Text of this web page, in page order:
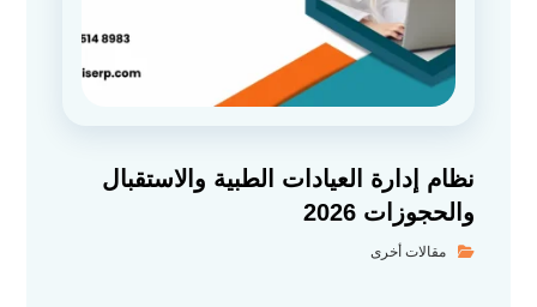
نظام إدارة العيادات الطبية والاستقبال
والحجوزات 2026
مقالات أخرى